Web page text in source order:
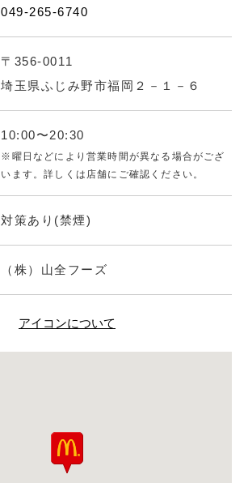
049-265-6740
〒356-0011
埼玉県ふじみ野市福岡２－１－６
10:00〜20:30
※曜日などにより営業時間が異なる場合がござ
います。詳しくは店舗にご確認ください。
対策あり(禁煙)
（株）山全フーズ
アイコンについて